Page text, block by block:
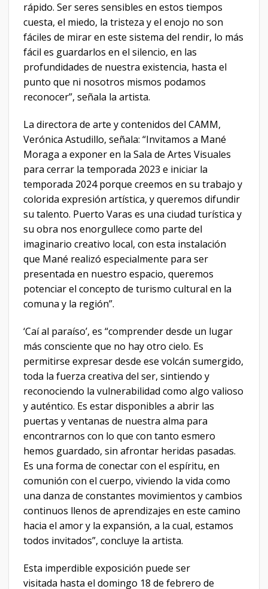
rápido. Ser seres sensibles en estos tiempos
cuesta, el miedo, la tristeza y el enojo no son
fáciles de mirar en este sistema del rendir, lo más
fácil es guardarlos en el silencio, en las
profundidades de nuestra existencia, hasta el
punto que ni nosotros mismos podamos
reconocer”, señala la artista.
La directora de arte y contenidos del CAMM,
Verónica Astudillo, señala: “Invitamos a Mané
Moraga a exponer en la Sala de Artes Visuales
para cerrar la temporada 2023 e iniciar la
temporada 2024 porque creemos en su trabajo y
colorida expresión artística, y queremos difundir
su talento. Puerto Varas es una ciudad turística y
su obra nos enorgullece como parte del
imaginario creativo local, con esta instalación
que Mané realizó especialmente para ser
presentada en nuestro espacio, queremos
potenciar el concepto de turismo cultural en la
comuna y la región”.
‘Caí al paraíso’, es “comprender desde un lugar
más consciente que no hay otro cielo. Es
permitirse expresar desde ese volcán sumergido,
toda la fuerza creativa del ser, sintiendo y
reconociendo la vulnerabilidad como algo valioso
y auténtico. Es estar disponibles a abrir las
puertas y ventanas de nuestra alma para
encontrarnos con lo que con tanto esmero
hemos guardado, sin afrontar heridas pasadas.
Es una forma de conectar con el espíritu, en
comunión con el cuerpo, viviendo la vida como
una danza de constantes movimientos y cambios
continuos llenos de aprendizajes en este camino
hacia el amor y la expansión, a la cual, estamos
todos invitados”, concluye la artista.
Esta imperdible exposición puede ser
visitada hasta el domingo 18 de febrero de